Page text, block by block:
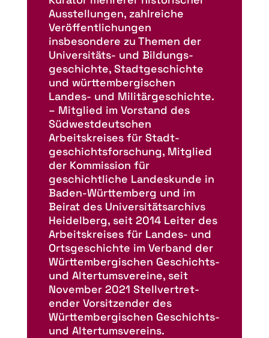
Ausstellungen, zahlreiche
Veröffentlichungen
insbesondere zu Themen der
Universitäts- und Bildungs­
geschichte, Stadtgeschichte
und württem­bergischen
Landes- und Militärgeschichte.
– Mitglied im Vorstand des
Südwestdeutschen
Arbeitskreises für Stadt­
geschichts­forschung, Mitglied
der Kommission für
geschichtliche Landeskunde in
Baden-Württemberg und im
Beirat des Universität­sarchivs
Heidelberg, seit 2014 Leiter des
Arbeitskreises für Landes- und
Ortsgeschichte im Verband der
Württembergischen Geschichts-
und Altertumsvereine, seit
November 2021 Stell­ver­tret­
ender Vorsitz­ender des
Württemberg­ischen Geschichts-
und Altertums­vereins.